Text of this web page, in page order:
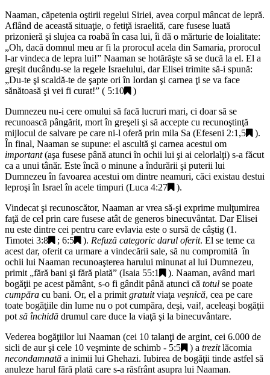
Naaman, căpetenia oştirii regelui Siriei, avea corpul mâncat de lepră.
Aflând de această situaţie, o fetiţă israelită, care fusese luată
prizonieră şi slujea ca roabă în casa lui, îi dă o mărturie de loialitate:
„Oh, dacă domnul meu ar fi la prorocul acela din Samaria, prorocul
l-ar vindeca de lepra lui!” Naaman se hotărăşte să se ducă la el. El a
greşit ducându-se la regele Israelului, dar Elisei trimite să-i spună:
„Du-te şi scaldă-te de şapte ori în Iordan şi carnea ţi se va face
sănătoasă şi vei fi curat!” ( 5:10
)
Dumnezeu nu-i cere omului să facă lucruri mari, ci doar să se
recunoască pângărit, mort în greşeli şi să accepte cu recunoştinţă
mijlocul de salvare pe care ni-l oferă prin mila Sa (Efeseni 2:1,5
).
În final, Naaman se supune: el ascultă şi carnea acestui om
important(aşa fusese până atunci în ochii lui şi ai celorlalţi) s-a făcut
ca a unui tânăr. Este încă o minune a îndurării şi puterii lui
Dumnezeu în favoarea acestui om dintre neamuri, căci existau destui
leproşi în Israel în acele timpuri (Luca 4:27
).
Vindecat şi recunoscător, Naaman ar vrea să-şi exprime mulţumirea
faţă de cel prin care fusese atât de generos binecuvântat. Dar Elisei
nu este dintre cei pentru care evlavia este o sursă de câştig (1.
Timotei 3:8
; 6:5 ). Refuză categoric darul oferit. El se teme ca
acest dar, oferit ca urmare a vindecării sale, să nu compromită în
ochii lui Naaman recunoaşterea harului minunat al lui Dumnezeu,
primit „fără bani şi fără plată” (Isaia 55:1
). Naaman, având mari
bogăţii pe acest pământ, s-o fi gândit până atunci că totul se poate
cumpăra cu bani. Or, el a primit gratuitviaţa veşnică, cea pe care
toate bogăţiile din lume nu o pot cumpăra, deşi, vai!, aceleaşi bogăţii
pot să închidă drumul care duce la viaţă şi la binecuvântare.
Vederea bogăţiilor lui Naaman (cei 10 talanţi de argint, cei 6.000 de
sicli de aur şi cele 10 veşminte de schimb - 5:5 ) a trezitlăcomia
necondamnată a inimii lui Ghehazi. Iubirea de bogăţii tinde astfel să
anuleze harul fără plată care s-a răsfrânt asupra lui Naaman.